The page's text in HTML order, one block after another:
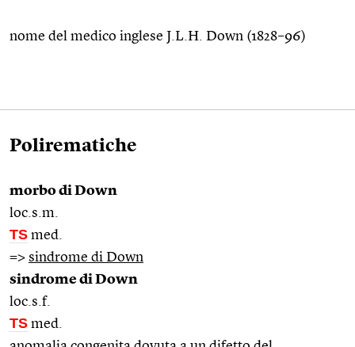
nome del medico inglese J.L.H. Down (1828–96)
Polirematiche
morbo di Down
loc.s.m.
TS med.
=> sindrome di Down
sindrome di Down
loc.s.f.
TS med.